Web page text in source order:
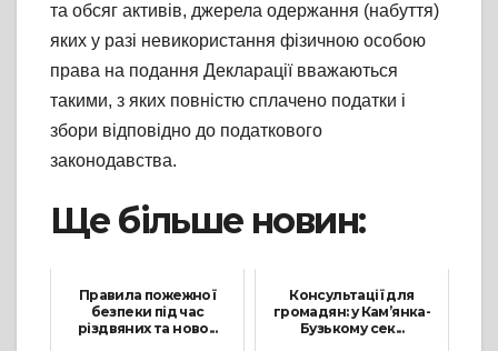
та обсяг активів, джерела одержання (набуття)
яких у разі невикористання фізичною особою
права на подання Декларації вважаються
такими, з яких повністю сплачено податки і
збори відповідно до податкового
законодавства.
Ще більше новин:
Правила пожежної
безпеки під час
різдвяних та ново...
Консультації для
громадян: у Кам’янка-
Бузькому сек...